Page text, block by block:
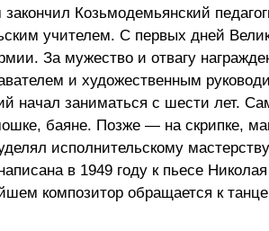
Козьмодемьянский
учителем. С первых дней
За мужество и отвагу
и художественным
начал заниматься с шести лет.
баяне. Позже — на скрипке,
исполнительскому
в 1949 году к пьесе
композитор обращается к